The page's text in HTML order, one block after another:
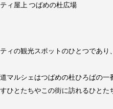
ィ屋上 つばめの杜広場
ィの観光スポットのひとつであ
マルシェはつばめの杜ひろばの一
ひとたちやこの街に訪れるひとた